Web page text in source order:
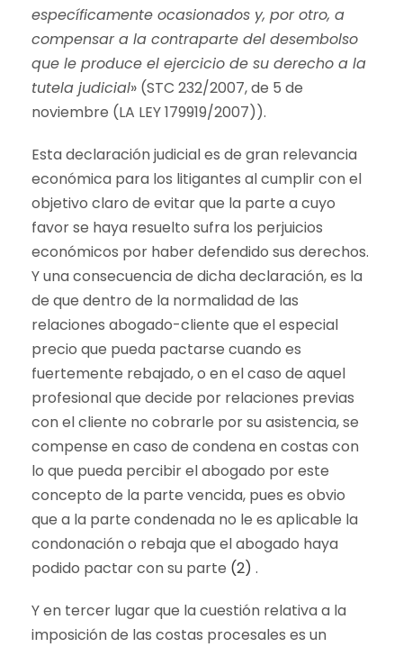
específicamente ocasionados y, por otro, a
compensar a la contraparte del desembolso
que le produce el ejercicio de su derecho a la
tutela judicial» (STC 232/2007, de 5 de
noviembre (LA LEY 179919/2007)).
Esta declaración judicial es de gran relevancia
económica para los litigantes al cumplir con el
objetivo claro de evitar que la parte a cuyo
favor se haya resuelto sufra los perjuicios
económicos por haber defendido sus derechos.
Y una consecuencia de dicha declaración, es la
de que dentro de la normalidad de las
relaciones abogado-cliente que el especial
precio que pueda pactarse cuando es
fuertemente rebajado, o en el caso de aquel
profesional que decide por relaciones previas
con el cliente no cobrarle por su asistencia, se
compense en caso de condena en costas con
lo que pueda percibir el abogado por este
concepto de la parte vencida, pues es obvio
que a la parte condenada no le es aplicable la
condonación o rebaja que el abogado haya
podido pactar con su parte (2) .
Y en tercer lugar que la cuestión relativa a la
imposición de las costas procesales es un